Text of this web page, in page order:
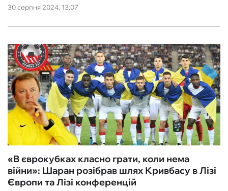
30 серпня 2024, 13:07
«В єврокубках класно грати, коли нема
війни»: Шаран розібрав шлях Кривбасу в Лізі
Європи та Лізі конференцій